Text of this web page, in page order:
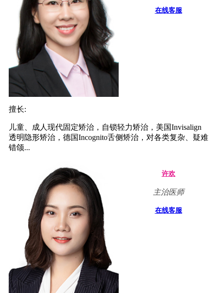
在线客服
擅长:
儿童、成人现代固定矫治，自锁轻力矫治，美国Invisalign
透明隐形矫治，德国Incognito舌侧矫治，对各类复杂、疑难
错颌...
许欢
主治医师
在线客服